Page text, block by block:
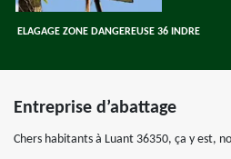
ELAGAGE ZONE DANGEREUSE 36 INDRE
Entreprise d’abattage
Chers habitants à Luant 36350, ça y est,